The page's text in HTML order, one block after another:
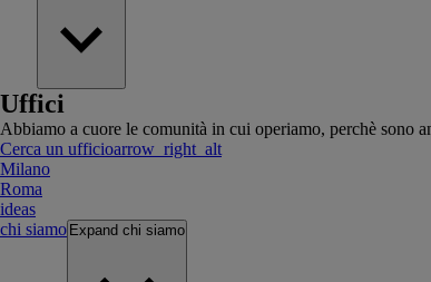
Uffici
Abbiamo a cuore le comunità in cui operiamo, perchè sono
Cerca un ufficioarrow_right_alt
Milano
Roma
ideas
chi siamo Expand chi siamo